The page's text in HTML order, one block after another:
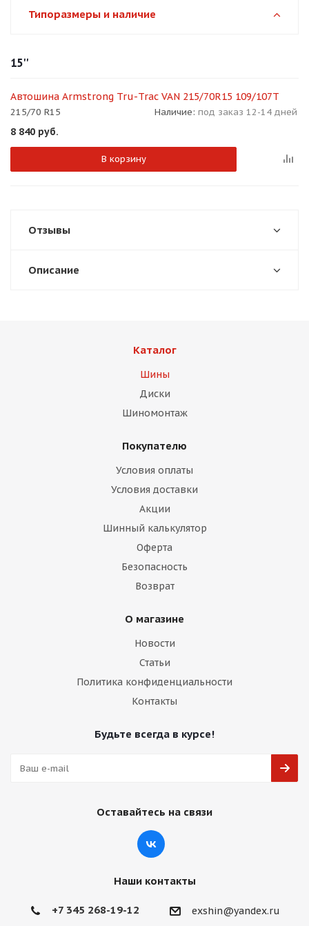
Типоразмеры и наличие
15''
Автошина Armstrong Tru-Trac VAN 215/70R15 109/107T
215/70 R15 Наличие: под заказ 12-14 дней
8 840 руб.
В корзину
Отзывы
Описание
Каталог
Шины
Диски
Шиномонтаж
Покупателю
Условия оплаты
Условия доставки
Акции
Шинный калькулятор
Оферта
Безопасность
Возврат
О магазине
Новости
Статьи
Политика конфиденциальности
Контакты
Будьте всегда в курсе!
Оставайтесь на связи
Наши контакты
+7 345 268-19-12 exshin@yandex.ru
об оплате Плайтом
недели
раз в 2 недели
8 800 302-02-51
plait.ru